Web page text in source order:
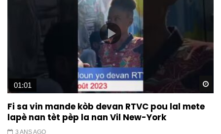
01:01
Fi sa vin mande kòb devan RTVC pou lal mete
lapè nan tèt pèp la nan Vil New-York
3 ANS AGO